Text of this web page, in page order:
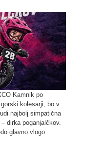
Kamnik po
kolesarji, bo v
najbolj simpatična
dirka poganjalčkov.
glavno vlogo